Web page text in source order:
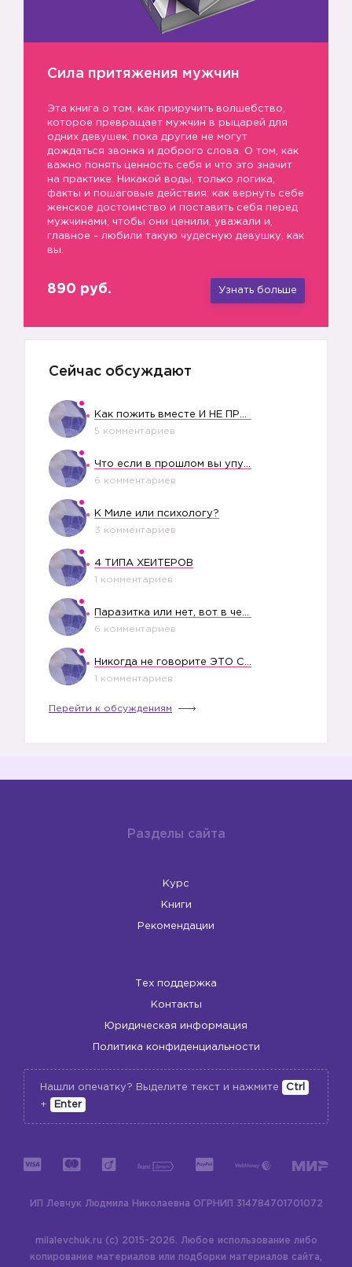
Сила притяжения мужчин
Эта книга о том, как приручить волшебство,
которое превращает мужчин в рыцарей для
одних девушек, пока другие не могут
дождаться звонка и доброго слова. О том, как
важно понять ценность себя и что это значит
на практике. Никакой воды, только логика,
факты и пошаговые действия: как вернуть себе
женское достоинство и поставить себя перед
мужчинами, чтобы они ценили, уважали и,
главное - любили такую чудесную девушку, как
вы.
890 руб. Узнать больше
Сейчас обсуждают
5 комментариев
6 комментариев
К Миле или психологу?
3 комментариев
4 ТИПА ХЕЙТЕРОВ
1 комментариев
6 комментариев
1 комментариев
Перейти к обсуждениям
Разделы сайта
Курс
Книги
Рекомендации
Тех поддержка
Контакты
Юридическая информация
Политика конфиденциальности
Нашли опечатку? Выделите текст и нажмите
Ctrl
+
Enter
ИП Левчук Людмила Николаевна ОГРНИП 314784701701072
milalevchuk.ru (c) 2015-2026.
Любое использование либо
копирование материалов или подборки материалов сайта,